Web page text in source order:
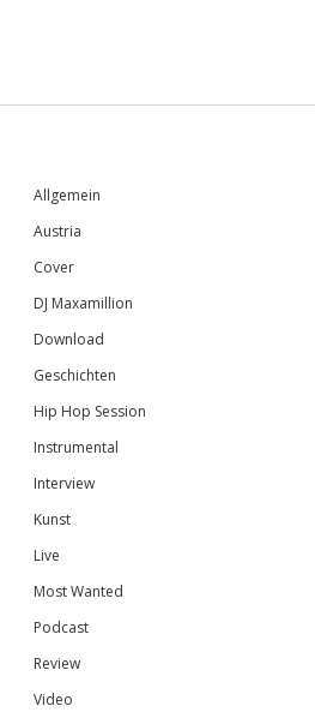
Sidebar
Allgemein
Austria
Cover
DJ Maxamillion
Download
Geschichten
Hip Hop Session
Instrumental
Interview
Kunst
Live
Most Wanted
Podcast
Review
Video